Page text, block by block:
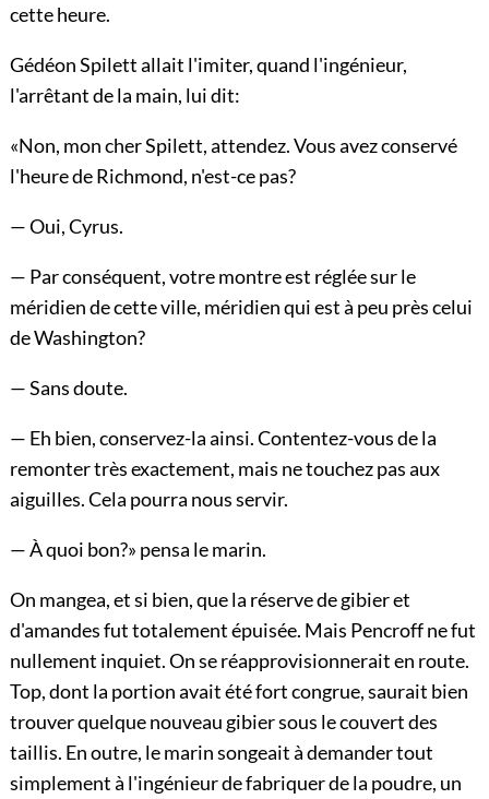
cette heure.
Gédéon Spilett allait l'imiter, quand l'ingénieur,
l'arrêtant de la main, lui dit:
«Non, mon cher Spilett, attendez. Vous avez conservé
l'heure de Richmond, n'est-ce pas?
— Oui, Cyrus.
— Par conséquent, votre montre est réglée sur le
méridien de cette ville, méridien qui est à peu près celui
de Washington?
— Sans doute.
— Eh bien, conservez-la ainsi. Contentez-vous de la
remonter très exactement, mais ne touchez pas aux
aiguilles. Cela pourra nous servir.
— À quoi bon?» pensa le marin.
On mangea, et si bien, que la réserve de gibier et
d'amandes fut totalement épuisée. Mais Pencroff ne fut
nullement inquiet. On se réapprovisionnerait en route.
Top, dont la portion avait été fort congrue, saurait bien
trouver quelque nouveau gibier sous le couvert des
taillis. En outre, le marin songeait à demander tout
simplement à l'ingénieur de fabriquer de la poudre, un